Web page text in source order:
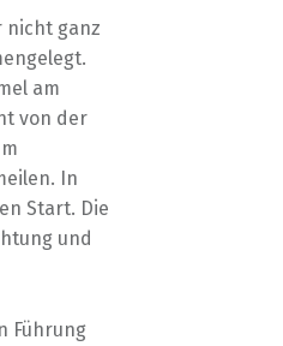
nicht ganz
am
von der
In
Start. Die
und
Führung